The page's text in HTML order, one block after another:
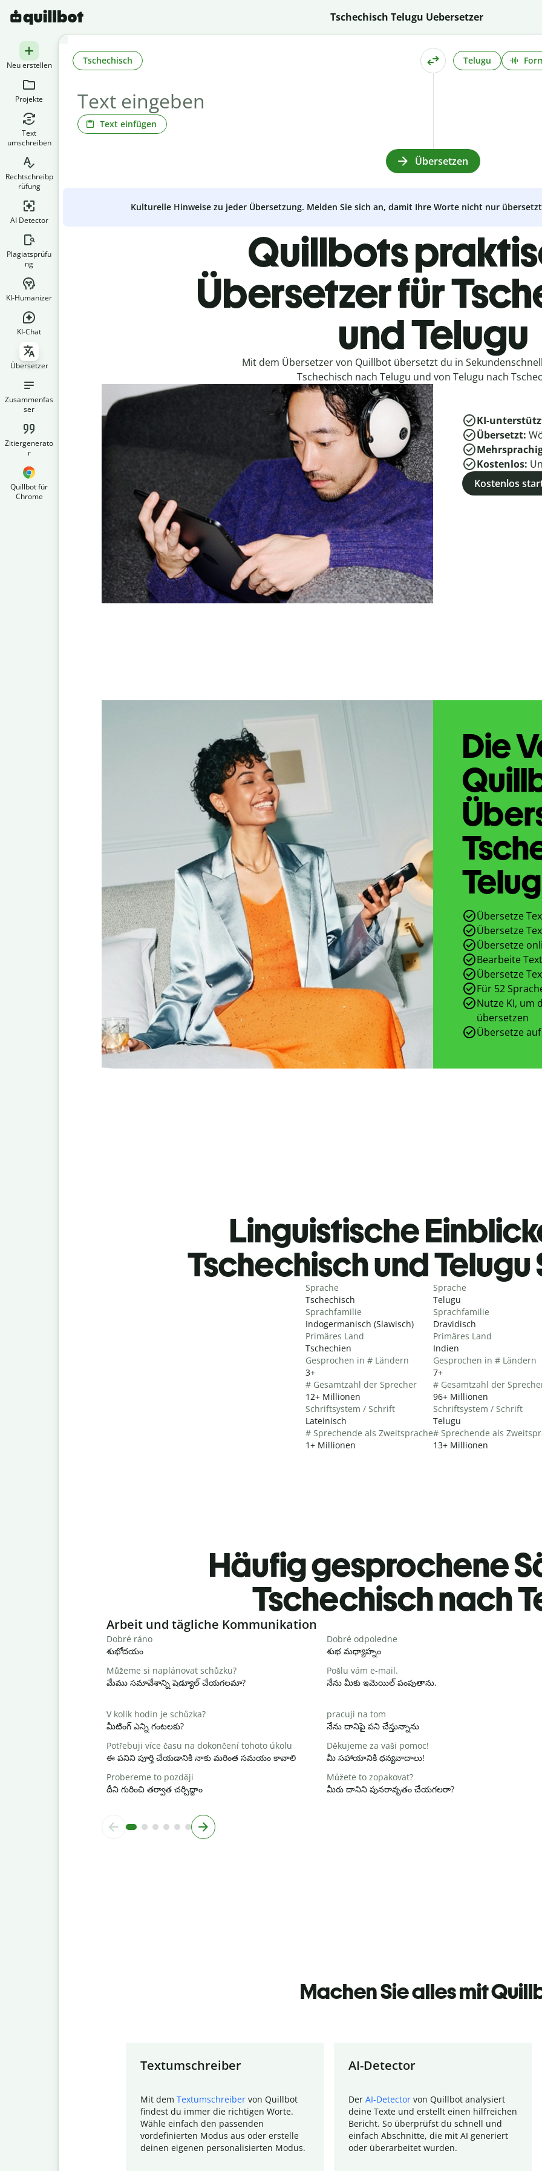
Tschechisch Telugu Uebersetzer
Neu erstellen
Projekte
Text
umschreiben
Rechtschreibp
rüfung
AI Detector
Plagiatsprüfu
ng
KI-Humanizer
KI-Chat
Übersetzer
Zusammenfas
ser
Zitiergenerato
r
Quillbot für
Chrome
Text einfügen
Tschechisch Telugu
Übersetzen
Kulturelle Hinweise zu jeder Übersetzung. Melden Sie sich an, damit Ihre Worte nicht nur
Quillbots
Übersetzer für
und Telugu
Mit dem Übersetzer von Quillbot übersetzt du in
Tschechisch nach Telugu und von Telugu nach
KI-
Übersetzt:
Kostenlos:
Kostenlos
Die
Übersetze
Übersetze
Übersetze
Bearbeite
Übersetze
Für 52
Nutze KI, um
übersetzen
Übersetze
Linguistische
Tschechisch und
Sprache
Tschechisch
Sprachfamilie
Indogermanisch (Slawisch)
Primäres Land
Tschechien
Gesprochen in # Ländern
3+
# Gesamtzahl der Sprecher
12+ Millionen
Schriftsystem / Schrift
Lateinisch
# Sprechende als Zweitsprache
1+ Millionen
Sprache
Telugu
Sprachfamilie
Dravidisch
Primäres Land
Indien
Gesprochen in # Ländern
7+
# Gesamtzahl der
96+ Millionen
Schriftsystem / Schrift
Telugu
# Sprechende als
13+ Millionen
Häufig gesprochene
Tschechisch nach
Slide 1 of 6
Arbeit und tägliche Kommunikation
Dobré ráno
శుభోదయం
Dobré odpoledne
శుభ మధ్యాహ్నం
Můžeme si naplánovat schůzku?
మేము సమావేశాన్ని షెడ్యూల్ చేయగలమా?
Pošlu vám e-mail.
నేను మీకు ఇమెయిల్ పంపుతాను.
V kolik hodin je schůzka?
మీటింగ్ ఎన్ని గంటలకు?
pracuji na tom
నేను దానిపై పని చేస్తున్నాను
Potřebuji více času na dokončení tohoto úkolu
ఈ పనిని పూర్తి చేయడానికి నాకు మరింత సమయం కావాలి
Děkujeme za vaši pomoc!
మీ సహాయానికి ధన్యవాదాలు!
Probereme to později
దీని గురించి తర్వాత చర్చిద్దాం
Můžete to zopakovat?
మీరు దానిని పునరావృతం చేయగలరా?
Machen Sie alles mit
Textumschreiber
Mit dem Textumschreiber von Quillbot
findest du immer die richtigen Worte.
Wähle einfach den passenden
vordefinierten Modus aus oder erstelle
deinen eigenen personalisierten Modus.
AI-Detector
Der AI-Detector von Quillbot analysiert
deine Texte und erstellt einen hilfreichen
Bericht. So überprüfst du schnell und
einfach Abschnitte, die mit AI generiert
oder überarbeitet wurden.